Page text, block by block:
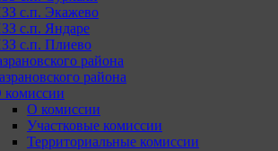
с.п. Экажево
с.п. Яндаре
с.п. Плиево
района
района
комиссии
О комиссии
Участковые комиссии
Территориальные комиссии